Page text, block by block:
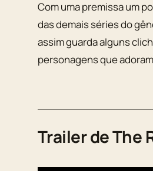
Com uma premissa um
das demais séries do
assim guarda alguns
personagens que
Trailer de The